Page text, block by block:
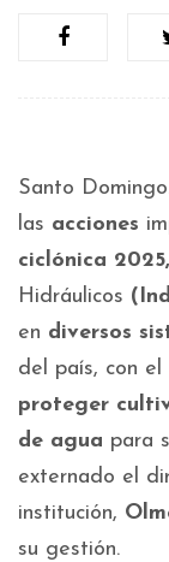
Santo
las acciones
ciclónica 2025,
Hidráulicos
en diversos
del país, con
proteger
de agua para
externado el
institución,
su gestión.